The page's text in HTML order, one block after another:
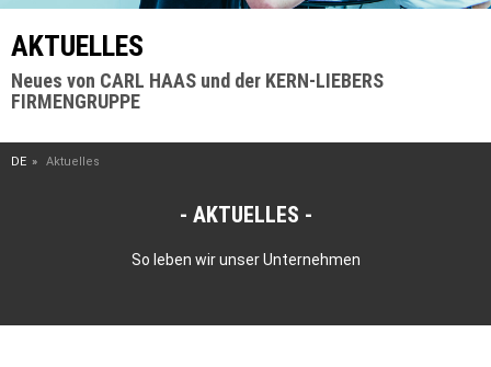
AKTUELLES
Neues von CARL HAAS und der KERN-LIEBERS
FIRMENGRUPPE
DE Aktuelles
AKTUELLES
So leben wir unser Unternehmen